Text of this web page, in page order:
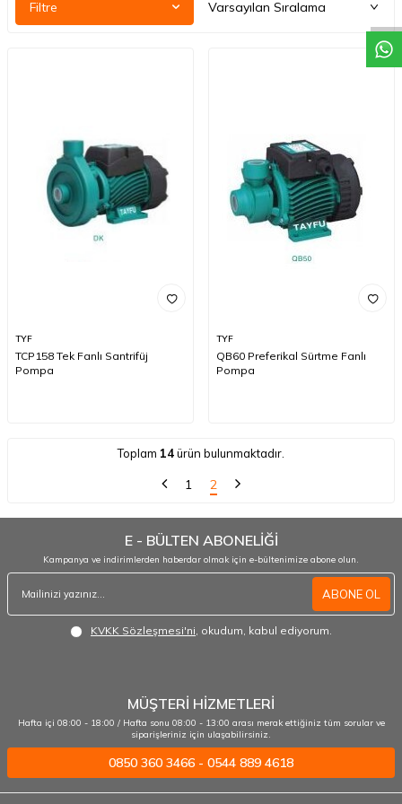
Filtre
TYF
TCP158 Tek Fanlı Santrifüj
Pompa
TYF
QB60 Preferikal Sürtme Fanlı
Pompa
Toplam 14ürün bulunmaktadır.
1 2
E - BÜLTEN ABONELİĞİ
Kampanya ve indirimlerden haberdar olmak için e-bültenimize abone olun.
ABONE OL
KVKK Sözleşmesi'ni, okudum, kabul ediyorum.
MÜŞTERİ HİZMETLERİ
Hafta içi 08:00 - 18:00 / Hafta sonu 08:00 - 13:00 arası merak ettiğiniz tüm sorular ve
siparişleriniz için ulaşabilirsiniz.
0850 360 3466 - 0544 889 4618